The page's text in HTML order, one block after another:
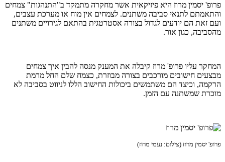
פרופ' יסמין מרוז היא פיזיקאית אשר מחקרה מתמקד ב"התנהגות" צמחים
והתאמתם לתנאי סביבה משתנים. לצמחים אין מוח או מערכת עצבים,
ועם זאת הם יודעים לגדול בצורה אסטרטגית בהתאם לגירויים משתנים
מהסביבה, כגון אור.
המחקר עליו פרופ' מרוז קיבלה את המענק מנסה להבין איך צמחים
מבצעים חישובים מורכבים בצורה מבוזרת, כצמח שלם החל מרמת
הרקמה, וכיצד הם משתמשים ביכולות החישוב הללו לניווט בסביבה לא
מוכרת שמשתנה עם הזמן.
פרופ' יסמין מרוז (צילום: נעמי מרוז)